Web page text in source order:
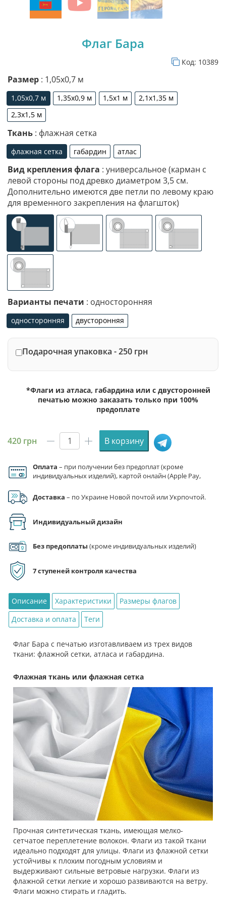
Флаг Бара
Код: 10389
Размер : 1,05х0,7 м
1,05х0,7 м
1,05х0,7 м
1,35х0,9 м
1,35х0,9 м
1,5х1 м
1,5х1 м
2,1х1,35 м
2,1х1,35 м
2,3х1,5 м
2,3х1,5 м
Ткань : флажная сетка
флажная сетка
флажная сетка
габардин
габардин
атлас
атлас
Вид крепления флага : универсальное (карман с
левой стороны под древко диаметром 3,5 см.
Дополнительно имеются две петли по левому краю
для временного закрепления на флагшток)
Варианты печати : односторонняя
односторонняя
односторонняя
двусторонняя
двусторонняя
Подарочная упаковка - 250 грн
*Флаги из атласа, габардина или с двусторонней
печатью можно заказать только при 100%
предоплате
420 грн
Количество
Флаг
Бара
В корзину
Оплата – при получении без предоплат (кроме
индивидуальных изделий), картой онлайн (Apple Pay,
Доставка – по Украине Новой почтой или Укрпочтой.
Индивидуальный дизайн
Без предоплаты (кроме индивидуальных изделий)
7 ступеней контроля качества
Описание Характеристики
Размеры флагов
Доставка и оплата
Теги
Флаг Бара с печатью изготавливаем из трех видов
ткани: флажной сетки, атласа и габардина.
Флажная ткань или флажная сетка
Прочная синтетическая ткань, имеющая мелко-
сетчатое переплетение волокон. Флаги из такой ткани
идеально подходят для улицы. Флаги из флажной сетки
устойчивы к плохим погодным условиям и
выдерживают сильные ветровые нагрузки. Флаги из
флажной сетки легкие и хорошо развиваются на ветру.
Флаги можно стирать и гладить.